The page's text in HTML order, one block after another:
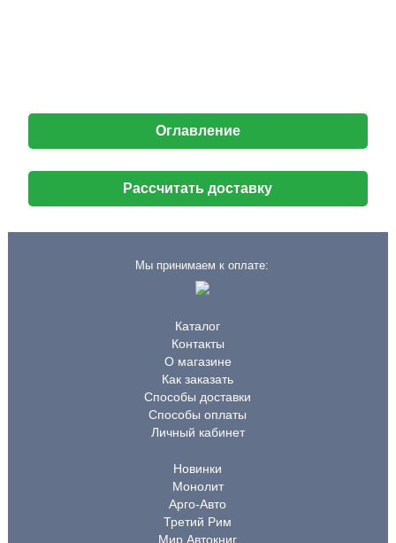
Оглавление
Рассчитать доставку
Мы принимаем к оплате:
Каталог
Контакты
О магазине
Как заказать
Способы доставки
Способы оплаты
Личный кабинет
Новинки
Монолит
Арго-Авто
Третий Рим
Мир Автокниг